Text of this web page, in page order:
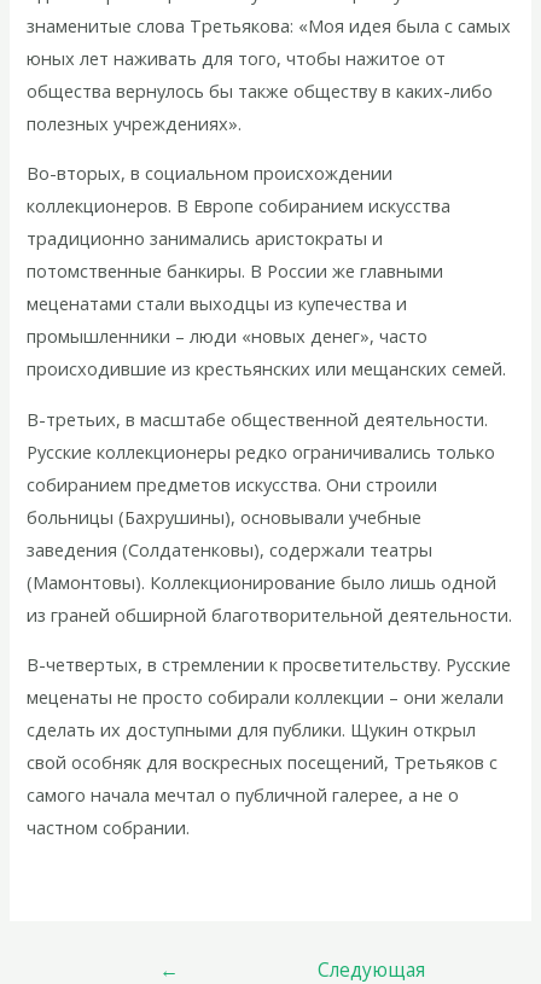
знаменитые слова Третьякова: «Моя идея была с самых
юных лет наживать для того, чтобы нажитое от
общества вернулось бы также обществу в каких-либо
полезных учреждениях».
Во-вторых, в социальном происхождении
коллекционеров. В Европе собиранием искусства
традиционно занимались аристократы и
потомственные банкиры. В России же главными
меценатами стали выходцы из купечества и
промышленники – люди «новых денег», часто
происходившие из крестьянских или мещанских семей.
В-третьих, в масштабе общественной деятельности.
Русские коллекционеры редко ограничивались только
собиранием предметов искусства. Они строили
больницы (Бахрушины), основывали учебные
заведения (Солдатенковы), содержали театры
(Мамонтовы). Коллекционирование было лишь одной
из граней обширной благотворительной деятельности.
В-четвертых, в стремлении к просветительству. Русские
меценаты не просто собирали коллекции – они желали
сделать их доступными для публики. Щукин открыл
свой особняк для воскресных посещений, Третьяков с
самого начала мечтал о публичной галерее, а не о
частном собрании.
←
Следующая